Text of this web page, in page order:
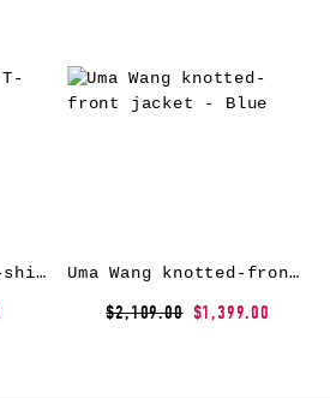
Uma Wang cotton T-shirt – Brown Uma Wang knotted-front jacket – Blue
$2,109.00 $1,399.00